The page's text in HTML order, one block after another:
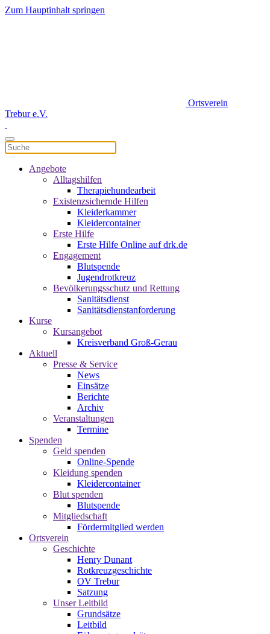
Zum Hauptinhalt springen
Ortsverein
Trebur e.V.
Angebote
Alltagshilfen
Therapiehundearbeit
Existenzsichernde Hilfen
Kleiderkammer
Kleidercontainer
Erste Hilfe
Erste Hilfe Online auf drk.de
Engagement
Blutspende
Jugendrotkreuz
Bevölkerungsschutz und Rettung
Sanitätsdienst
Sanitätsdienstanforderung
Kurse
Kursangebot
Kreisverband Groß-Gerau
Aktuell
Presse & Service
News
Einsätze
Berichte
Archiv
Veranstaltungen
Termine
Spenden
Geld spenden
Online-Spende
Kleidung spenden
Kleidercontainer
Blut spenden
Blutspende
Mitgliedschaft
Fördermitglied werden
Ortsverein
Geschichte
Henry Dunant
Rotkreuzgeschichte
OV Trebur
Satzung
Unser Leitbild
Grundsätze
Leitbild